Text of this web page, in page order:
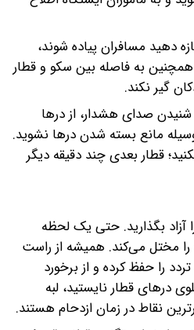
دهید مسافران پیاده شوند،
به فاصله بین سکو و قطار
گیر نکند.
شنیدن صدای هشدار، از درها
مانع بسته شدن درها نشوید.
قطار بعدی چند دقیقه دیگر
آزاد بگذارید. حتی یک لحظه
مختل می‌کند. همیشه از راست
را حفظ کرده و از برخورد
درهای قطار نایستید، لبه
نقاط در زمان ازدحام هستند.